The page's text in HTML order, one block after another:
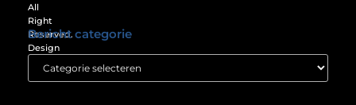
All
Right
Reserved.
Design
www.passion4web.nl.
Bericht categorie